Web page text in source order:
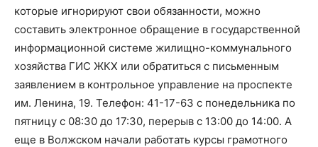
которые игнорируют свои обязанности, можно
составить электронное обращение в государственной
информационной системе жилищно-коммунального
хозяйства ГИС ЖКХ или обратиться с письменным
заявлением в контрольное управление на проспекте
им. Ленина, 19. Телефон: 41-17-63 с понедельника по
пятницу с 08:30 до 17:30, перерыв с 13:00 до 14:00. А
еще в Волжском начали работать курсы грамотного